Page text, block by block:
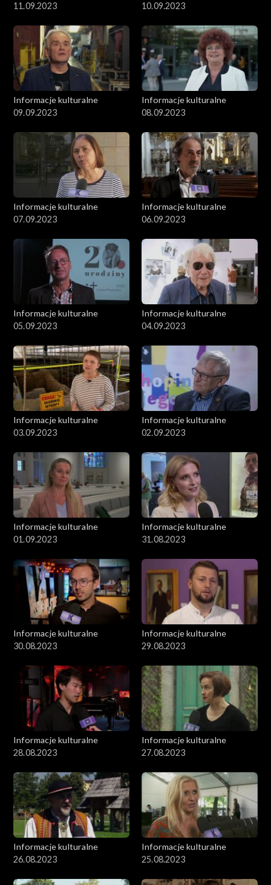
11.09.2023
10.09.2023
Informacje kulturalne
09.09.2023
Informacje kulturalne
08.09.2023
Informacje kulturalne
07.09.2023
Informacje kulturalne
06.09.2023
Informacje kulturalne
05.09.2023
Informacje kulturalne
04.09.2023
Informacje kulturalne
03.09.2023
Informacje kulturalne
02.09.2023
Informacje kulturalne
01.09.2023
Informacje kulturalne
31.08.2023
Informacje kulturalne
30.08.2023
Informacje kulturalne
29.08.2023
Informacje kulturalne
28.08.2023
Informacje kulturalne
27.08.2023
Informacje kulturalne
26.08.2023
Informacje kulturalne
25.08.2023